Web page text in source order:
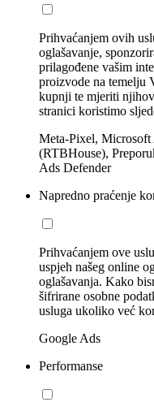
Prihvaćanjem ovih
oglašavanje,
prilagođene vašim
proizvode na temelju
kupnji te mjeriti
stranici koristimo
Meta-Pixel, Microsoft
(RTBHouse),
Ads Defender
Napredno praćenje
Prihvaćanjem ove
uspjeh našeg online
oglašavanja. Kako
šifrirane osobne
usluga ukoliko već
Google Ads
Performanse